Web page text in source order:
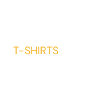
T-SHIRTS